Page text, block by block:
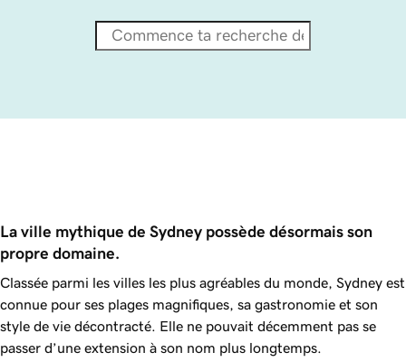
La ville mythique de Sydney possède désormais son
propre domaine.
Classée parmi les villes les plus agréables du monde, Sydney est
connue pour ses plages magnifiques, sa gastronomie et son
style de vie décontracté. Elle ne pouvait décemment pas se
passer d’une extension à son nom plus longtemps.